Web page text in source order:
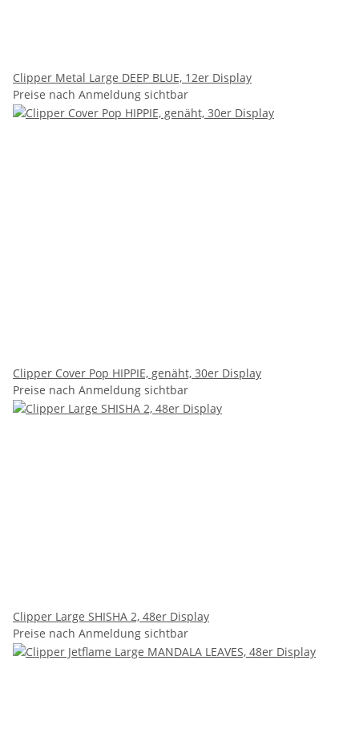
Clipper Metal Large DEEP BLUE, 12er Display
Preise nach Anmeldung sichtbar
Clipper Cover Pop HIPPIE, genäht, 30er Display
Preise nach Anmeldung sichtbar
Clipper Large SHISHA 2, 48er Display
Preise nach Anmeldung sichtbar